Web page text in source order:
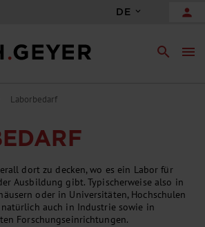
DE person
search menu
Laborbedarf
dort zu decken, wo es ein Labor für
Ausbildung gibt. Typischerweise also in
oder in Universitäten, Hochschulen
natürlich auch in Industrie sowie in
Forschungseinrichtungen.